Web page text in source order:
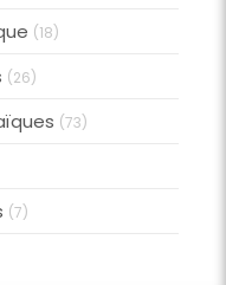
(18)
(26)
(73)
(7)